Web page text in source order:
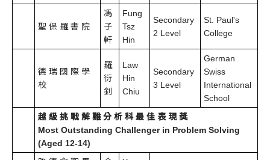
聖 保 羅 書 院
馮
子
軒
Fung
Tsz
Hin
Secondary
2 Level
St. Paul's
College
德 瑞 國 際 學
校
羅
衍
釗
Law
Hin
Chiu
Secondary
3 Level
German
Swiss
International
School
越 級 挑 戰 解 難 分 析 科 最 佳 表 現 獎
Most Outstanding Challenger in Problem Solving
(Aged 12-14)